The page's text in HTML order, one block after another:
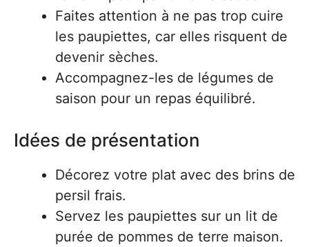
Faites attention à ne pas trop cuire
les paupiettes, car elles risquent de
devenir sèches.
Accompagnez-les de légumes de
saison pour un repas équilibré.
Idées de présentation
Décorez votre plat avec des brins de
persil frais.
Servez les paupiettes sur un lit de
purée de pommes de terre maison.